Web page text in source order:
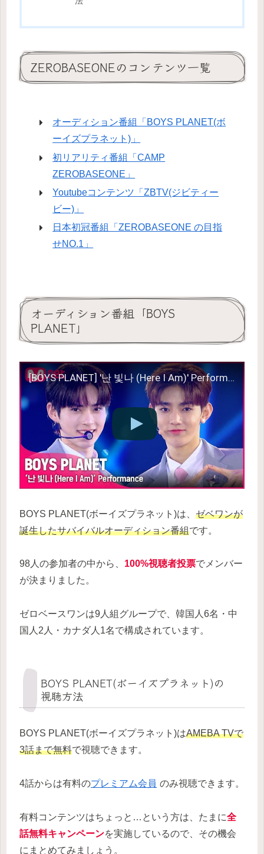
ZEROBASEONEのコンテンツ一覧
オーディション番組「BOYS PLANET(ボ
ーイズプラネット)」
初リアリティ番組「CAMP
ZEROBASEONE」
Youtubeコンテンツ「ZBTV(ジビティー
ビー)」
日本初冠番組「ZEROBASEONE の目指
せNO.1」
オーディション番組「BOYS
PLANET」
[BOYS PLANET] '난 빛나 (Here I Am)' Performance
BOYS PLANET(ボーイズプラネット)は、 ゼベワンが
誕生したサバイバルオーディション番組です。
98人の参加者の中から、 100%視聴者投票でメンバー
が決まりました。
ゼロベースワンは9人組グループで、韓国人6名・中
国人2人・カナダ人1名で構成されています。
BOYS PLANET(ボーイズプラネット)の
視聴方法
BOYS PLANET(ボーイズプラネット)はAMEBA TVで
3話まで無料で視聴できます。
4話からは有料のプレミアム会員 のみ視聴できます。
有料コンテンツはちょっと…という方は、たまに全
話無料キャンペーンを実施しているので、その機会
にまとめてみましょう。